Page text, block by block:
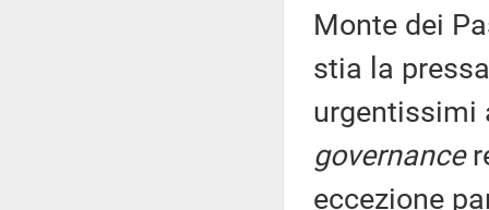
Monte dei
stia la
urgentissimi
governance
eccezione